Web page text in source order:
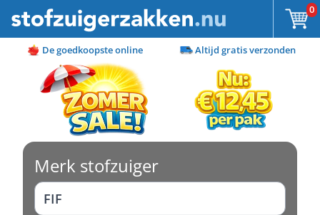
Ga naar de inhoud 0
De goedkoopste online Altijd gratis verzonden
Merk stofzuiger